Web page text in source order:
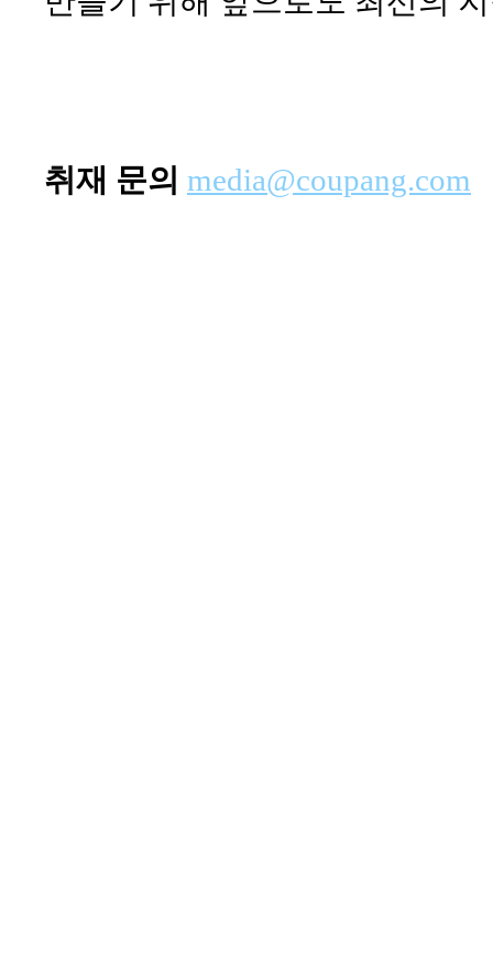
취재 문의 media@coupang.com